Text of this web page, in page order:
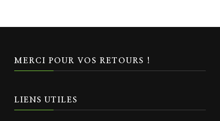
MERCI POUR VOS RETOURS !
LIENS UTILES